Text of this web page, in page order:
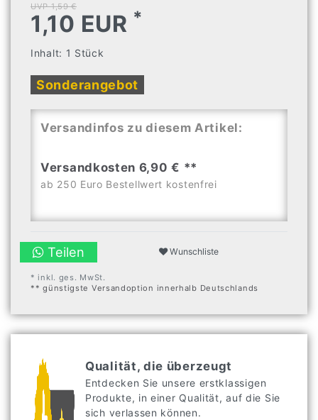
UVP 1,59 €
1,10 EUR *
Inhalt: 1 Stück
Sonderangebot
Versandinfos zu diesem Artikel:
Versandkosten 6,90 € **
ab 250 Euro Bestellwert kostenfrei
Teilen Wunschliste
* inkl. ges. MwSt.
** günstigste Versandoption innerhalb Deutschlands
Qualität, die überzeugt
Entdecken Sie unsere erstklassigen
Produkte, in einer Qualität, auf die Sie
sich verlassen können.